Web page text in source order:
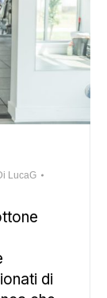
LucaG
di